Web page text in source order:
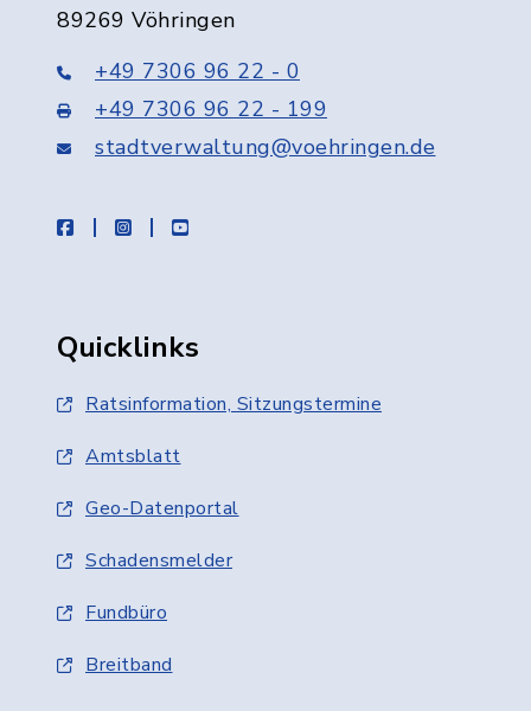
89269 Vöhringen
+49 7306 96 22 - 0
+49 7306 96 22 - 199
stadtverwaltung@voehringen.de
facebookinstagramyoutube
Quicklinks
Ratsinformation, Sitzungstermine
Amtsblatt
Geo-Datenportal
Schadensmelder
Fundbüro
Breitband